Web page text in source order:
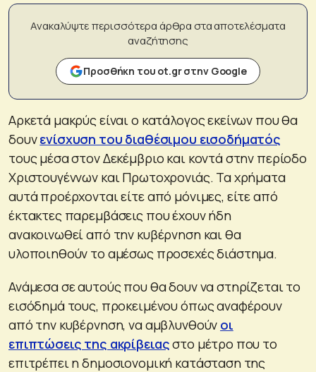
Ανακαλύψτε περισσότερα άρθρα στα αποτελέσματα
αναζήτησης
Προσθήκη του ot.gr στην Google
Αρκετά μακρύς είναι ο κατάλογος εκείνων που θα
δουνενίσχυση του διαθέσιμου εισοδήματός
τους μέσα στον Δεκέμβριο και κοντά στην περίοδο
Χριστουγέννων και Πρωτοχρονιάς. Τα χρήματα
αυτά προέρχονται είτε από μόνιμες, είτε από
έκτακτες παρεμβάσεις που έχουν ήδη
ανακοινωθεί από την κυβέρνηση και θα
υλοποιηθούν το αμέσως προσεχές διάστημα.
Ανάμεσα σε αυτούς που θα δουν να στηρίζεται το
εισόδημά τους, προκειμένου όπως αναφέρουν
από την κυβέρνηση, να αμβλυνθούν οι
επιπτώσεις της ακρίβειαςστο μέτρο που το
επιτρέπει η δημοσιονομική κατάσταση της